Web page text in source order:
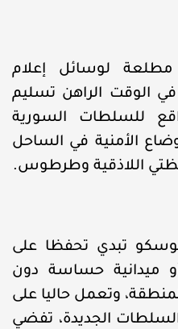
لوسائل إعلام
الوقت الراهن تسليم
للسلطات السورية
الأمنية في الساحل
اللاذقية وطرطوس.
تبدي تحفظا على
ميدانية حساسة دون
وتعمل حاليا على
الجديدة، تفضي